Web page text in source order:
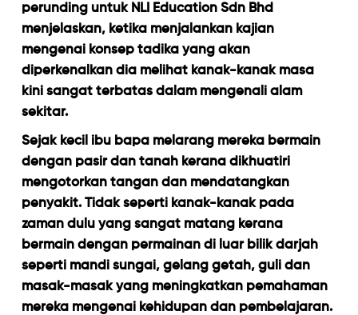
perunding untuk NLI Education Sdn Bhd
menjelaskan, ketika menjalankan kajian
mengenai konsep tadika yang akan
diperkenalkan dia melihat kanak-kanak masa
kini sangat terbatas dalam mengenali alam
sekitar.
Sejak kecil ibu bapa melarang mereka bermain
dengan pasir dan tanah kerana dikhuatiri
mengotorkan tangan dan mendatangkan
penyakit. Tidak seperti kanak-kanak pada
zaman dulu yang sangat matang kerana
bermain dengan permainan di luar bilik darjah
seperti mandi sungai, gelang getah, guli dan
masak-masak yang meningkatkan pemahaman
mereka mengenai kehidupan dan pembelajaran.